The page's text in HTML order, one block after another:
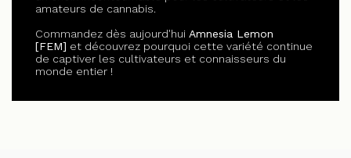
amateurs de cannabis.
Commandez dès aujourd'hui Amnesia Lemon
[FEM] et découvrez pourquoi cette variété continue
de captiver les cultivateurs et connaisseurs du
monde entier !